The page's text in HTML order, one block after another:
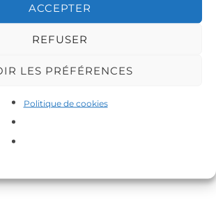
ACCEPTER
REFUSER
LES PRÉFÉRENCES
Politique de cookies
Copyright © 2026 DA-MAS
Theme